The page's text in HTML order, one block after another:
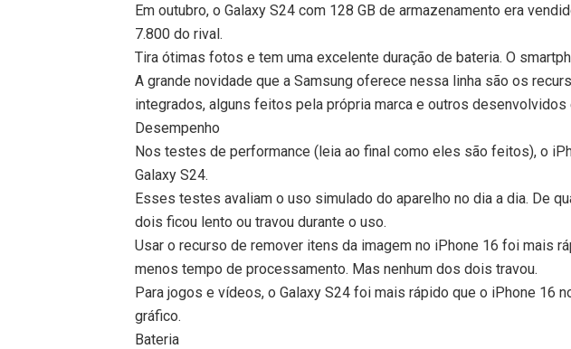
Em outubro, o Galaxy S24 com 128 GB de armazenamento era
7.800 do rival.
Tira ótimas fotos e tem uma excelente duração de bateria. O
A grande novidade que a Samsung oferece nessa linha são os
integrados, alguns feitos pela própria marca e outros desenvolvidos
Desempenho
Nos testes de performance (leia ao final como eles são feitos), o
Galaxy S24.
Esses testes avaliam o uso simulado do aparelho no dia a dia. De
dois ficou lento ou travou durante o uso.
Usar o recurso de remover itens da imagem no iPhone 16 foi mais
menos tempo de processamento. Mas nenhum dos dois travou.
Para jogos e vídeos, o Galaxy S24 foi mais rápido que o iPhone 16
gráfico.
Bateria